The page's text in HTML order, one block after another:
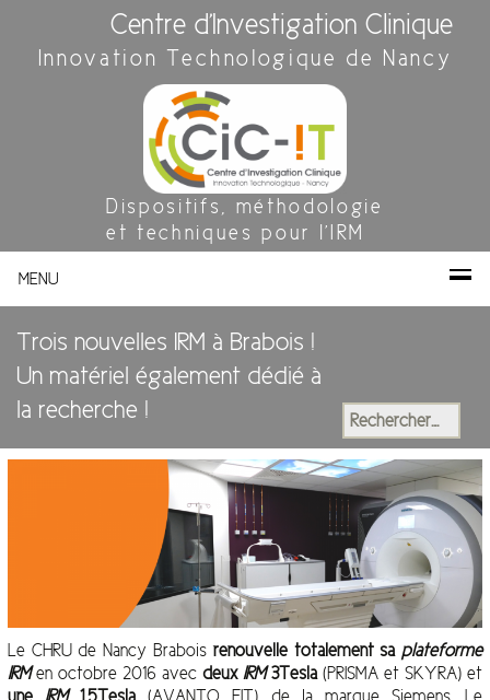
Centre d'Investigation Clinique
Innovation Technologique de Nancy
Dispositifs, méthodologie
et techniques pour l'IRM
MENU
Trois nouvelles IRM à Brabois !
Un matériel également dédié à
la recherche !
Rechercher :
Le CHRU de Nancy Braboisrenouvelle totalement saplateforme
IRMen octobre 2016 avec deuxIRM3Tesla(PRISMA et SKYRA) et